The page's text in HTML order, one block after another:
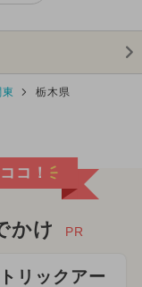
栃木県
コ！
かけ PR
リックアー